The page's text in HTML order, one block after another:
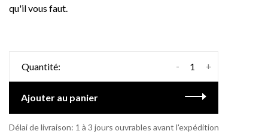
qu'il vous faut.
Quantité: +
-
Ajouter au panier
Délai de livraison: 1 à 3 jours ouvrables avant l'expédition